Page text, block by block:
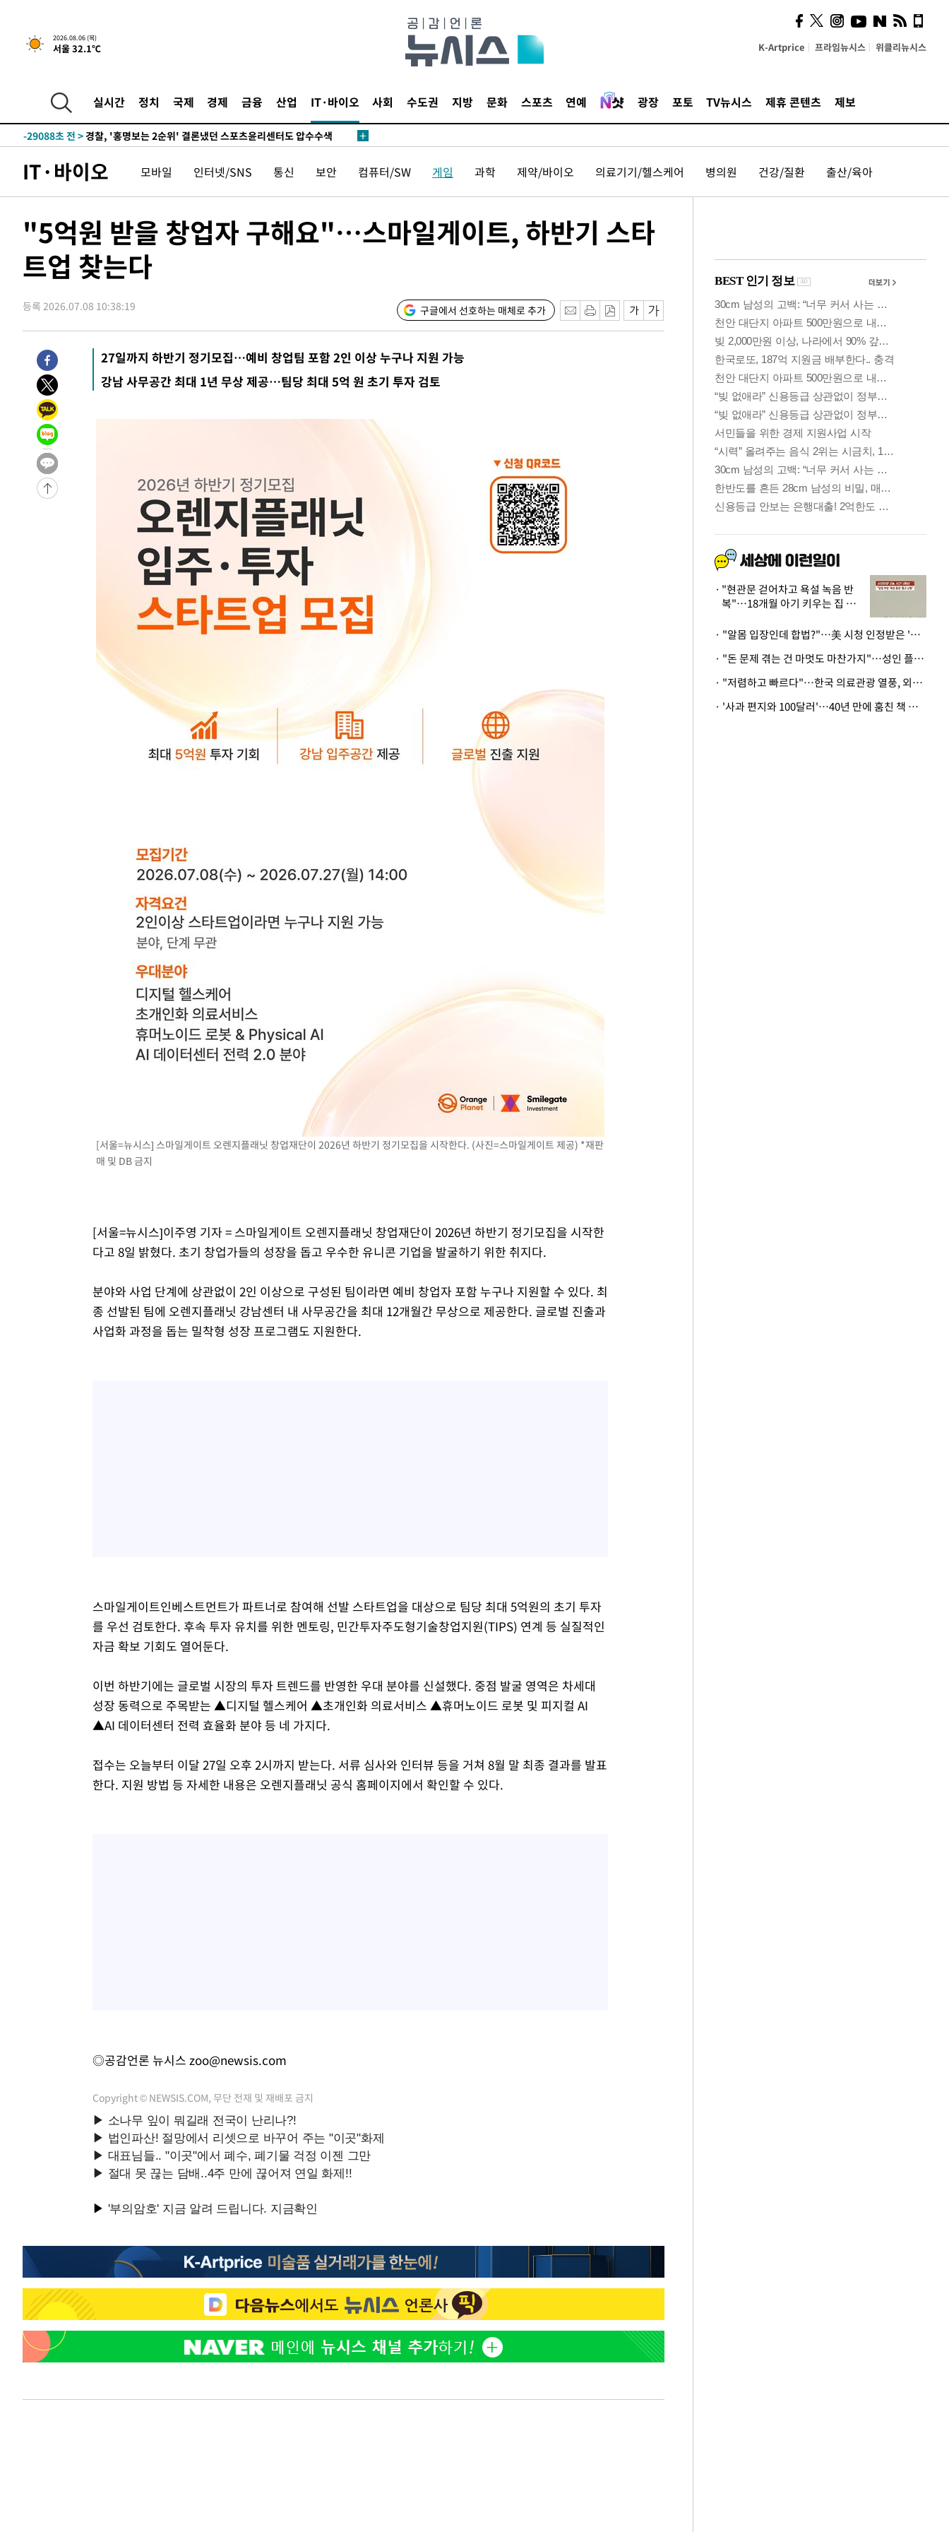
2026.08.06 (목)
서울 32.1℃ K-Artprice 프라임뉴시스 위클리뉴시스
실시간 정치 국제 경제 금융 산업 IT·바이오 사회 수도권 지방 문화 스포츠 연예 광장 포토 TV뉴시스 제휴 콘텐츠 제보
1시간 전 >내일까지 39도 '펄펄'…기상청 "태풍 지나며 폭염 잠시 꺾인다"
-31610초 전 >
[속보] 뉴욕증시, 혼조 출발…나스닥 0.3%↓, 다우 0.14%↑
-30403초 전 >
-29088초 전 >경찰, '홍명보는 2순위' 결론냈던 스포츠윤리센터도 압수수색
-14432초 전 > 日방위성, 北이 동해로 쏜 발사체는 탄도미사일 가능성
-12862초 전 >[속보] SKT, 에이닷 서비스 장애 발생…"원인 파악 중"
-11664초 전 >'낮 최고 39도' 불볕더위…한밤 열대야도 계속[내일날씨]
-11623초 전 >[속보]7~9일 프로야구 3연전도 폭염 취소…11일 재개
-11285초 전 >"韓 외환시장 개입 관측 배경엔 美의 대한국 무역적자 있어"
-10952초 전 >서울 낮 37.9도, 올여름 최고치 경신…영등포 순간 '40도'
-10514초 전 >[속보]종합특검, 대검 추가 압수수색…내란 중요임무종사 혐의
-6609초 전 >
[속보]코스닥, 800p 회복…0.26% 오른 801.67 마감
-6539초 전 >
[속보]코스피, 301.88포인트(4.58%) 내린 6296.38 마감
-6404초 전 >
[속보]원·달러 환율, 0.7원 내린 1423.8원 마감
-4003초 전 >
-1048초 전 >
1시간 전 >
-32174초 전 >
-31610초 전 >
[속보] 뉴욕증시, 혼조 출발…나스닥 0.3%↓, 다우 0.14%↑
축구협회, 15년 전 심판 성 접대 파문에 "현재는 내부 지침 준수"
경찰, '홍명보는 2순위' 결론냈던 스포츠윤리센터도 압수수색
[속보]합참 "北 발사체는 단거리탄도미사일…감시·경계태세 강
日방위성, 北이 동해로 쏜 발사체는 탄도미사일 가능성
[속보] SKT, 에이닷 서비스 장애 발생…"원인 파악 중"
[속보]합참 "북, 동해상으로 미상 발사체 발사"
'낮 최고 39도' 불볕더위…한밤 열대야도 계속[내일날씨]
[속보]7~9일 프로야구 3연전도 폭염 취소…11일 재개
"韓 외환시장 개입 관측 배경엔 美의 대한국 무역적자 있어"
'월드컵 탈락 후폭풍' 축구협회…초유의 압수수색에 '충격·당황'
서울 낮 37.9도, 올여름 최고치 경신…영등포 순간 '40도'
[속보]종합특검, 대검 추가 압수수색…내란 중요임무종사 혐의
[속보]코스닥, 800p 회복…0.26% 오른 801.67 마감
[속보]코스피, 301.88포인트(4.58%) 내린 6296.38 마감
내일까지 39도 '펄펄'…기상청 "태풍 지나며 폭염 잠시 꺾인다"
IT·바이오 모바일 인터넷/SNS 통신 보안 컴퓨터/SW 게임 과학 제약/바이오 의료기기/헬스케어 병의원 건강/질환 출산/육아
"5억원 받을 창업자 구해요"…스마일게이트, 하반기 스타
트업 찾는다
등록 2026.07.08 10:38:19 구글에서 선호하는 매체로 추가
27일까지 하반기 정기모집…예비 창업팀 포함 2인 이상 누구나 지원 가능
강남 사무공간 최대 1년 무상 제공…팀당 최대 5억 원 초기 투자 검토
[서울=뉴시스] 스마일게이트 오렌지플래닛 창업재단이 2026년 하반기 정기모집을 시작한다. (사진=스마일게이트 제공) *재판
매 및 DB 금지
[서울=뉴시스]이주영 기자 = 스마일게이트 오렌지플래닛 창업재단이 2026년 하반기 정기모집을 시작한
다고 8일 밝혔다. 초기 창업가들의 성장을 돕고 우수한 유니콘 기업을 발굴하기 위한 취지다.
분야와 사업 단계에 상관없이 2인 이상으로 구성된 팀이라면 예비 창업자 포함 누구나 지원할 수 있다. 최
종 선발된 팀에 오렌지플래닛 강남센터 내 사무공간을 최대 12개월간 무상으로 제공한다. 글로벌 진출과
사업화 과정을 돕는 밀착형 성장 프로그램도 지원한다.
스마일게이트인베스트먼트가 파트너로 참여해 선발 스타트업을 대상으로 팀당 최대 5억원의 초기 투자
를 우선 검토한다. 후속 투자 유치를 위한 멘토링, 민간투자주도형기술창업지원(TIPS) 연계 등 실질적인
자금 확보 기회도 열어둔다.
이번 하반기에는 글로벌 시장의 투자 트렌드를 반영한 우대 분야를 신설했다. 중점 발굴 영역은 차세대
성장 동력으로 주목받는 ▲디지털 헬스케어 ▲초개인화 의료서비스 ▲휴머노이드 로봇 및 피지컬 AI
▲AI 데이터센터 전력 효율화 분야 등 네 가지다.
접수는 오늘부터 이달 27일 오후 2시까지 받는다. 서류 심사와 인터뷰 등을 거쳐 8월 말 최종 결과를 발표
한다. 지원 방법 등 자세한 내용은 오렌지플래닛 공식 홈페이지에서 확인할 수 있다.
◎공감언론 뉴시스 zoo@newsis.com
Copyright © NEWSIS.COM, 무단 전재 및 재배포 금지
의견, 국토부·LH에 충실히
전달할 것"
"현관문 걷어차고 욕설 녹음 반
복"…18개월 아기 키우는 집 뒤
· "알몸 입장인데 합법?"…美 시청 인정받은 '누드' 레스토랑 화제
· "돈 문제 겪는 건 마멋도 마찬가지"…성인 플랫폼에 등장한 뜻밖의 스타
· "저렴하고 빠르다"…한국 의료관광 열풍, 외신도 주목
· '사과 편지와 100달러'…40년 만에 훔친 책 돌려준 美 절도범